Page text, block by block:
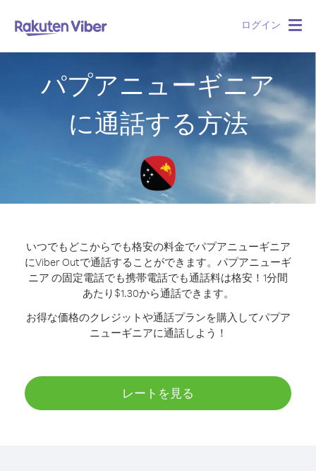
ログイン
パプアニューギニア
に通話する方法
いつでもどこからでも格安の料金でパプアニューギニア
にViber Outで通話することができます。 パプアニューギ
ニア の固定電話でも携帯電話でも通話料は格安！1分間
あたり$1.30から通話できます。
お得な価格のクレジットや通話プランを購入してパプア
ニューギニアに通話しよう！
レートを見る